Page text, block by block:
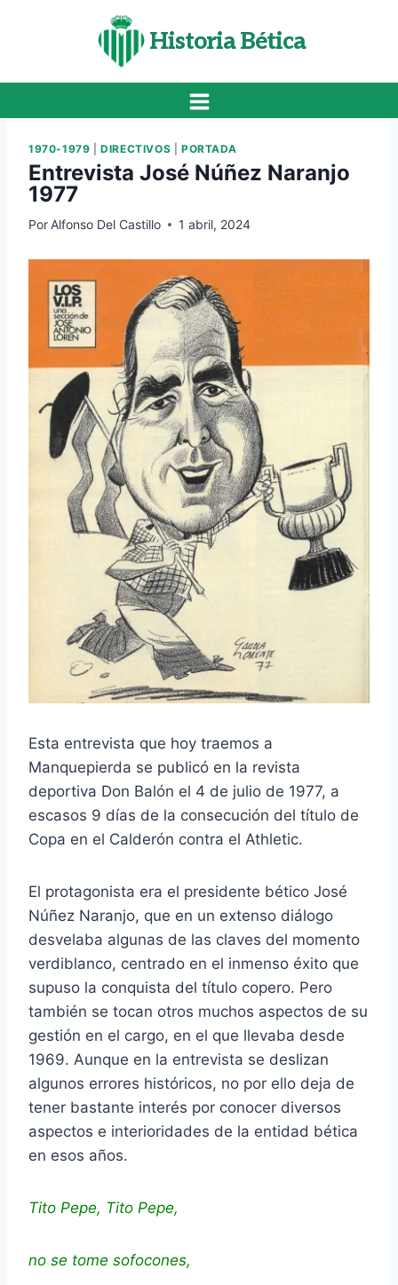
Historia Bética
1970-1979 |DIRECTIVOS PORTADA
Entrevista José Núñez Naranjo
1977
Por Alfonso Del Castillo 1 abril, 2024
Esta entrevista que hoy traemos a
Manquepierda se publicó en la revista
deportiva Don Balón el 4 de julio de 1977, a
escasos 9 días de la consecución del título de
Copa en el Calderón contra el Athletic.
El protagonista era el presidente bético José
Núñez Naranjo, que en un extenso diálogo
desvelaba algunas de las claves del momento
verdiblanco, centrado en el inmenso éxito que
supuso la conquista del título copero. Pero
también se tocan otros muchos aspectos de su
gestión en el cargo, en el que llevaba desde
1969. Aunque en la entrevista se deslizan
algunos errores históricos, no por ello deja de
tener bastante interés por conocer diversos
aspectos e interioridades de la entidad bética
en esos años.
Tito Pepe, Tito Pepe,
no se tome sofocones,